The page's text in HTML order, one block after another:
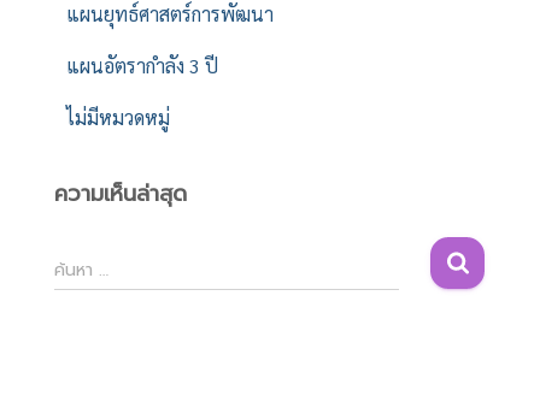
แผนยุทธ์ศาสตร์การพัฒนา
แผนอัตรากำลัง 3 ปี
ไม่มีหมวดหมู่
ความเห็นล่าสุด
ค้
น
ค้นหา …